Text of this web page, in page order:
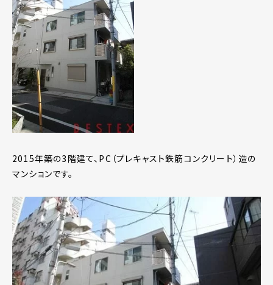
2015年築の3階建て、PC（プレキャスト鉄筋コンクリート）造の
マンションです。